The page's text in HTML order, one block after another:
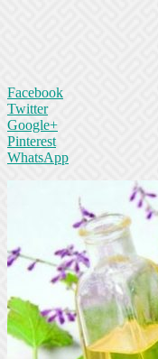
Facebook
Twitter
Google+
Pinterest
WhatsApp